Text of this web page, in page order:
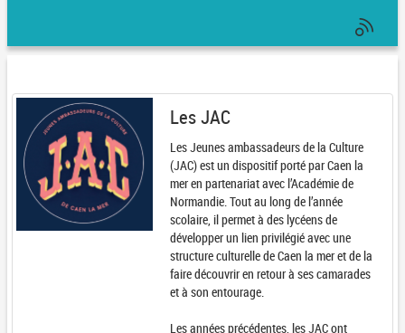
Les JAC
Les Jeunes ambassadeurs de la Culture
(JAC) est un dispositif porté par Caen la
mer en partenariat avec l’Académie de
Normandie. Tout au long de l’année
scolaire, il permet à des lycéens de
développer un lien privilégié avec une
structure culturelle de Caen la mer et de la
faire découvrir en retour à ses camarades
et à son entourage.
Les années précédentes, les JAC ont